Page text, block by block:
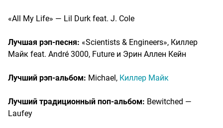
«All My Life» — Lil Durk feat. J. Cole
Лучшая рэп-песня: «Scientists & Engineers», Киллер
Майк feat. André 3000, Future и Эрин Аллен Кейн
Лучший рэп-альбом: Michael, Киллер Майк
Лучший традиционный поп-альбом: Bewitched —
Laufey